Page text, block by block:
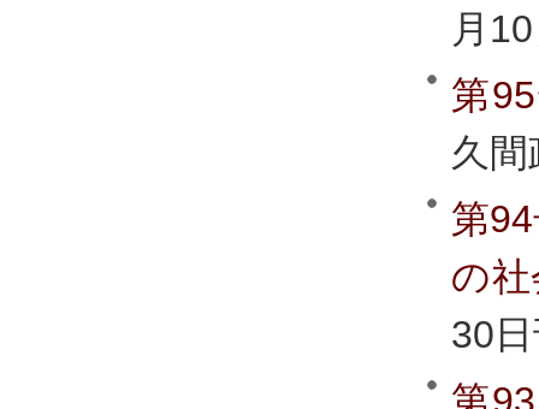
月
第
久
第
の
30
第